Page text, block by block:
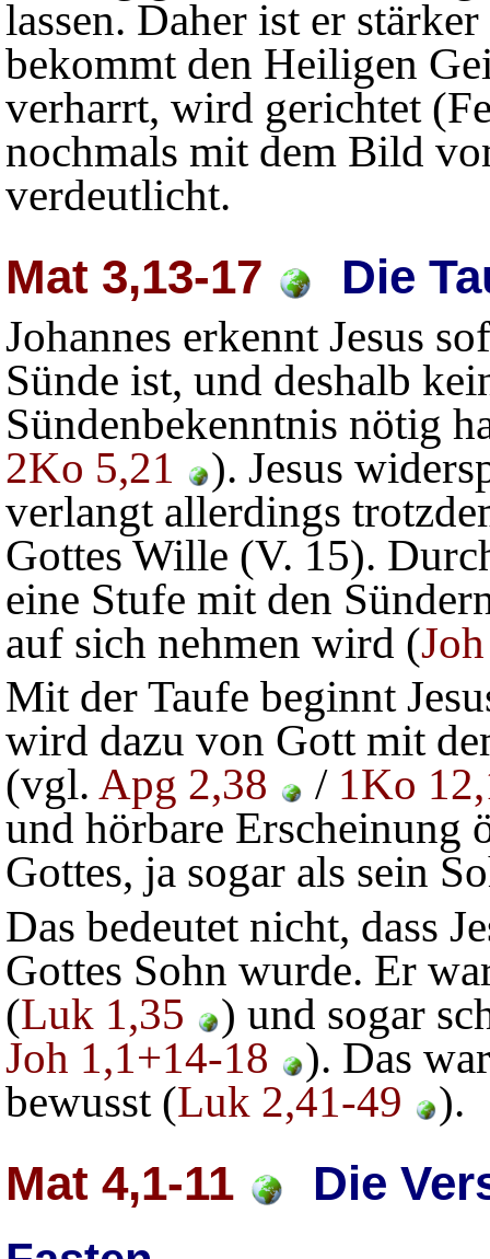
lassen. Daher ist er
bekommt den Heiligen
verharrt, wird gerichtet
nochmals mit dem Bild
verdeutlicht.
Mat 3,13-17 Die
Johannes erkennt Jesus
Sünde ist, und deshalb
Sündenbekenntnis nötig
2Ko 5,21
). Jesus
verlangt allerdings
Gottes Wille (V. 15).
eine Stufe mit den
auf sich nehmen wird (
Mit der Taufe beginnt
wird dazu von Gott mit
(vgl. Apg 2,38 / 1Ko
und hörbare Erscheinung
Gottes, ja sogar als sein
Das bedeutet nicht, dass
Gottes Sohn wurde. Er
(Luk 1,35
) und sogar
Joh 1,1+14-18
). Das
bewusst (Luk 2,41-49 ).
Mat 4,1-11 Die